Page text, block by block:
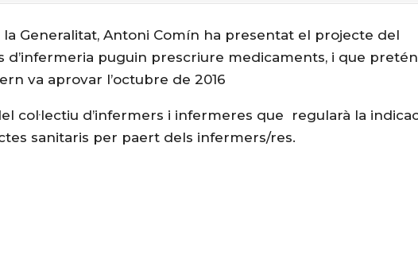
Generalitat, Antoni Comín ha presentat el projecte del
puguin prescriure medicaments, i que pretén
va aprovar l’octubre de 2016
col·lectiu d’infermers i infermeres que regularà la
sanitaris per paert dels infermers/res.